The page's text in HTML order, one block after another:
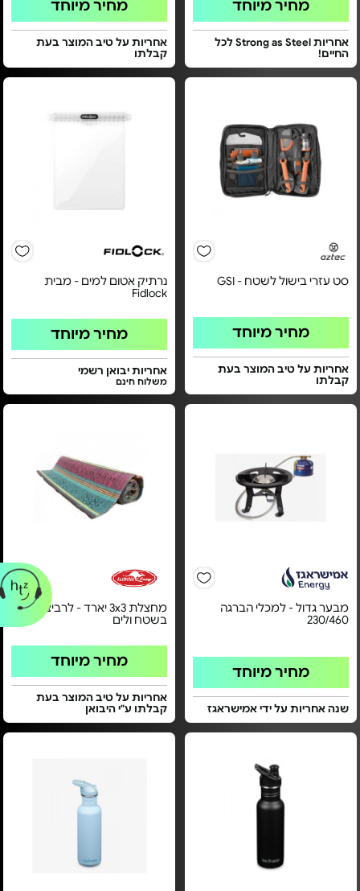
מחיר מיוחד
אחריות Strong as Steel לכל
החיים!
מחיר מיוחד
אחריות על טיב המוצר בעת
קבלתו
סט עזרי בישול לשטח - GSI
מחיר מיוחד
אחריות על טיב המוצר בעת
קבלתו
נרתיק אטום למים - מבית
Fidlock
מחיר מיוחד
אחריות יבואן רשמי
משלוח חינם
מבער גדול - למכלי הברגה
230/460
מחיר מיוחד
שנה אחריות על ידי אמישראגז
מחצלת 3x3 יארד - לרביצה
בשטח ולים
מחיר מיוחד
אחריות על טיב המוצר בעת
קבלתו ע"י היבואן